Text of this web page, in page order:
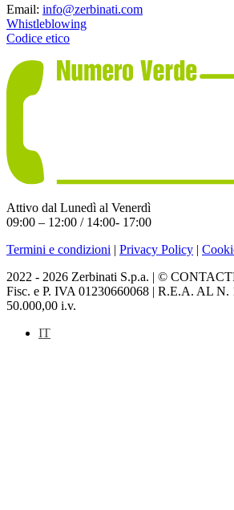
Email: info@zerbinati.com
Whistleblowing
Codice etico
Attivo dal Lunedì al Venerdì
09:00 – 12:00 / 14:00- 17:00
Termini e condizioni | Privacy Policy |
2022 - 2026 Zerbinati S.p.a. | ©
Fisc. e P. IVA 01230660068 | R.E.A. AL N.
50.000,00 i.v.
IT